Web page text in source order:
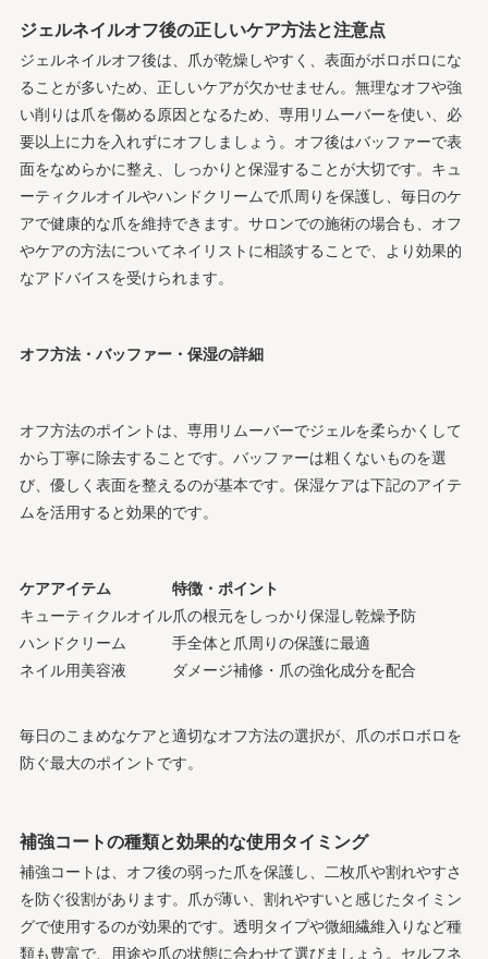
ジェルネイルオフ後の正しいケア方法と注意点
ジェルネイルオフ後は、爪が乾燥しやすく、表面がボロボロにな
ることが多いため、正しいケアが欠かせません。無理なオフや強
い削りは爪を傷める原因となるため、専用リムーバーを使い、必
要以上に力を入れずにオフしましょう。オフ後はバッファーで表
面をなめらかに整え、しっかりと保湿することが大切です。キュ
ーティクルオイルやハンドクリームで爪周りを保護し、毎日のケ
アで健康的な爪を維持できます。サロンでの施術の場合も、オフ
やケアの方法についてネイリストに相談することで、より効果的
なアドバイスを受けられます。
オフ方法・バッファー・保湿の詳細
オフ方法のポイントは、専用リムーバーでジェルを柔らかくして
から丁寧に除去することです。バッファーは粗くないものを選
び、優しく表面を整えるのが基本です。保湿ケアは下記のアイテ
ムを活用すると効果的です。
ケアアイテム
特徴・ポイント
キューティクルオイル爪の根元をしっかり保湿し乾燥予防
ハンドクリーム
手全体と爪周りの保護に最適
ネイル用美容液
ダメージ補修・爪の強化成分を配合
毎日のこまめなケアと適切なオフ方法の選択が、爪のボロボロを
防ぐ最大のポイントです。
補強コートの種類と効果的な使用タイミング
補強コートは、オフ後の弱った爪を保護し、二枚爪や割れやすさ
を防ぐ役割があります。爪が薄い、割れやすいと感じたタイミン
グで使用するのが効果的です。透明タイプや微細繊維入りなど種
類も豊富で、用途や爪の状態に合わせて選びましょう。セルフネ